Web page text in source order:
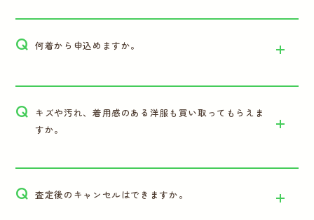
Q 何着から申込めますか。
Q キズや汚れ、着用感のある洋服も買い取ってもらえま
すか。
Q 査定後のキャンセルはできますか。